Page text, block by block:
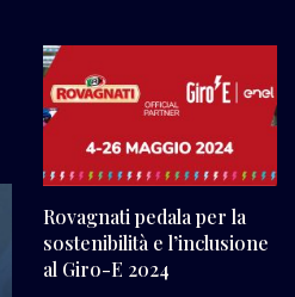
Rovagnati pedala per la
sostenibilità e l’inclusione
al Giro-E 2024